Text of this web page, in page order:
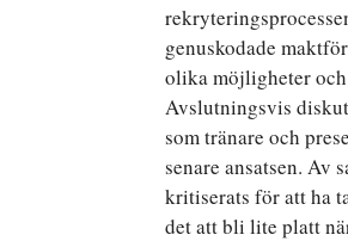
genuskodade
olika möjligheter
Avslutningsvis
som tränare och
senare ansatsen. Av
kritiserats för att ha
det att bli lite platt